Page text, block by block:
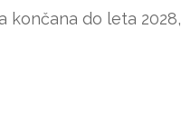
končana do leta